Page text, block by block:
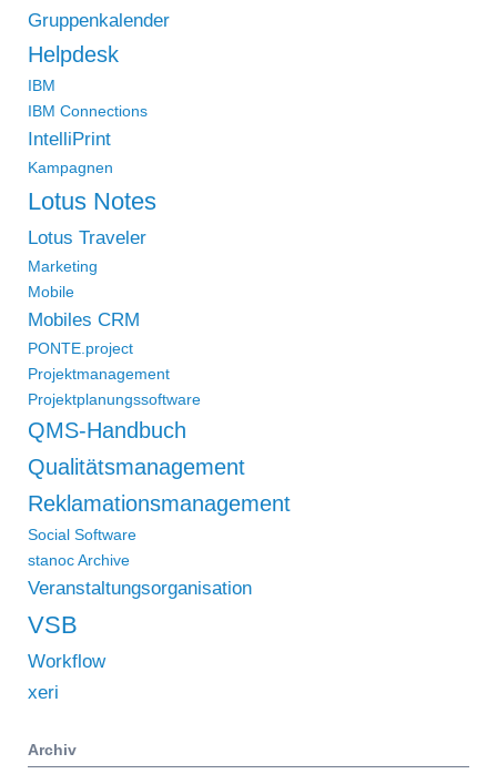
Gruppenkalender
Helpdesk
IBM
IBM Connections
IntelliPrint
Kampagnen
Lotus Notes
Lotus Traveler
Marketing
Mobile
Mobiles CRM
PONTE.project
Projektmanagement
Projektplanungssoftware
QMS-Handbuch
Qualitätsmanagement
Reklamationsmanagement
Social Software
stanoc Archive
Veranstaltungsorganisation
VSB
Workflow
xeri
Archiv